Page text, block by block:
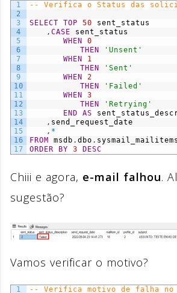
1
2
3
4
5
6
7
8
9
10
11
12
13
14
15
16
17
-- Verifica o Status das
SELECT TOP 50
sent_status
, CASE
sent_status
WHEN
0
THEN
'Unsent'
WHEN
1
THEN
'Sent'
WHEN
2
THEN
'Failed'
WHEN
3
THEN
'Retrying'
END
AS
, send_request_date
, *
FROM
msdb . dbo . sysmail_mailitems
ORDER
BY 3 DESC
Chiii e agora, e-mail falhou.
sugestão?
Vamos verificar o motivo?
1
-- Verifica motivo de falha no